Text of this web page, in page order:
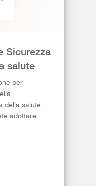
Sicurezza
salute
per
della salute
adottare